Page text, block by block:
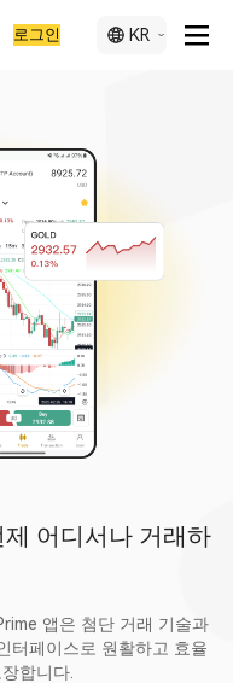
로그인 KR
어디서나 거래하
앱은 첨단 거래 기술과
터페이스로 원활하고 효율
합니다.